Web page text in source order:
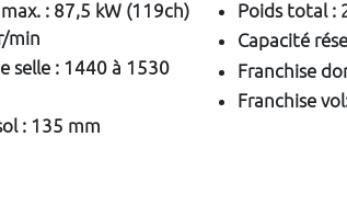
: 87,5 kW (119ch)
min
selle : 1440 à 1530
: 135 mm
Poids total :
Capacité
Franchise
Franchise vol